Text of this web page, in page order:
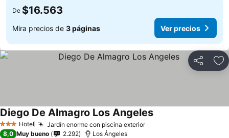
De $16.563
Mira precios de 3 páginas Ver precios
Compartir
3 Estrellas
Hotel Jardín enorme con piscina exteriorVer precios
Diego De Almagro Los AngelesVer precios
8,0 Muy bueno 2.292 Los Ángeles